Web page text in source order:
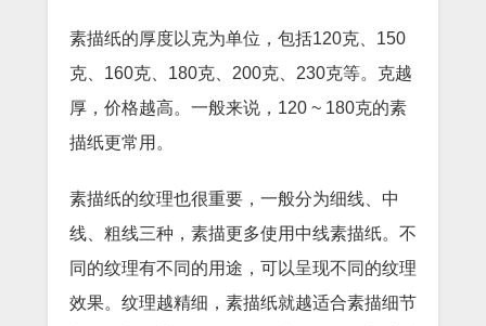
素描纸的厚度以克为单位，包括120克、150
克、160克、180克、200克、230克等。克越
厚，价格越高。一般来说，120 ~ 180克的素
描纸更常用。
素描纸的纹理也很重要，一般分为细线、中
线、粗线三种，素描更多使用中线素描纸。不
同的纹理有不同的用途，可以呈现不同的纹理
效果。纹理越精细，素描纸就越适合素描细节